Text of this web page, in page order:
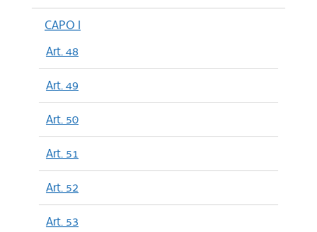
CAPO I
Art. 48
Art. 49
Art. 50
Art. 51
Art. 52
Art. 53